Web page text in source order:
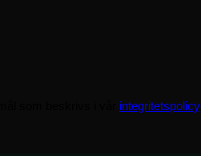
integritetspolicy.